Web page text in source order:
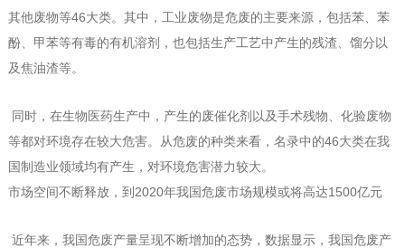
其他废物等46大类。其中，工业废物是危废的主要来源，包括苯、苯
酚、甲苯等有毒的有机溶剂，也包括生产工艺中产生的残渣、馏分以
及焦油渣等。
同时，在生物医药生产中，产生的废催化剂以及手术残物、化验废物
等都对环境存在较大危害。从危废的种类来看，名录中的46大类在我
国制造业领域均有产生，对环境危害潜力较大。
市场空间不断释放，到2020年我国危废市场规模或将高达1500亿元
近年来，我国危废产量呈现不断增加的态势，数据显示，我国危废产